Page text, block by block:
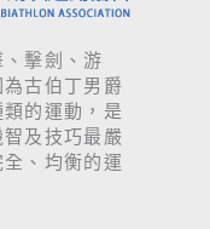
擊劍、游
古伯丁男爵
的運動，是
及技巧最嚴
、均衡的運